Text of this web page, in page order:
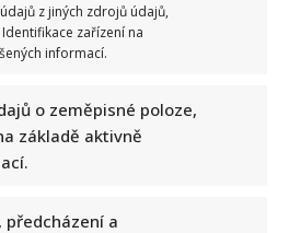
z jiných zdrojů údajů,
zařízení na
informací.
o zeměpisné poloze,
základě aktivně
předcházení a